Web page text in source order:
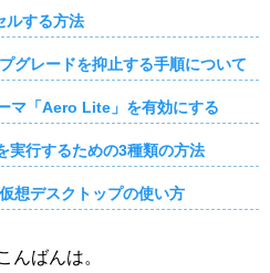
ルする方法
グレードを抑止する手順について
マ「Aero Lite」を有効にする
実行するための3種類の方法
想デスクトップの使い方
んばんは。